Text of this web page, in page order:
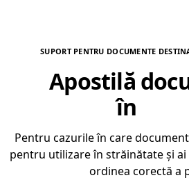
SUPORT PENTRU DOCUMENTE
Apostilă
în
Pentru cazurile în care
pentru utilizare în străinătate și
ordinea corectă a